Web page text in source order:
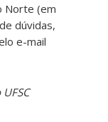
Norte (em
dúvidas,
e-mail